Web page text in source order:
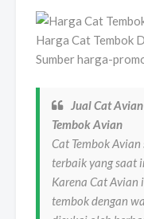
Harga Cat Tembok
Sumber harga-
Jual Cat
Tembok Avian
Cat Tembok
terbaik yang saat
Karena Cat
tembok dengan